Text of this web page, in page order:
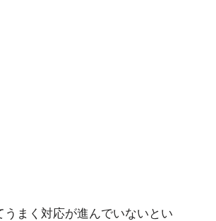
うまく対応が進んでいないとい